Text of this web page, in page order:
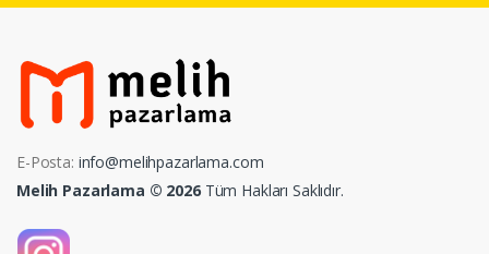
E-Posta: info@melihpazarlama.com
Melih Pazarlama © 2026Tüm Hakları Saklıdır.